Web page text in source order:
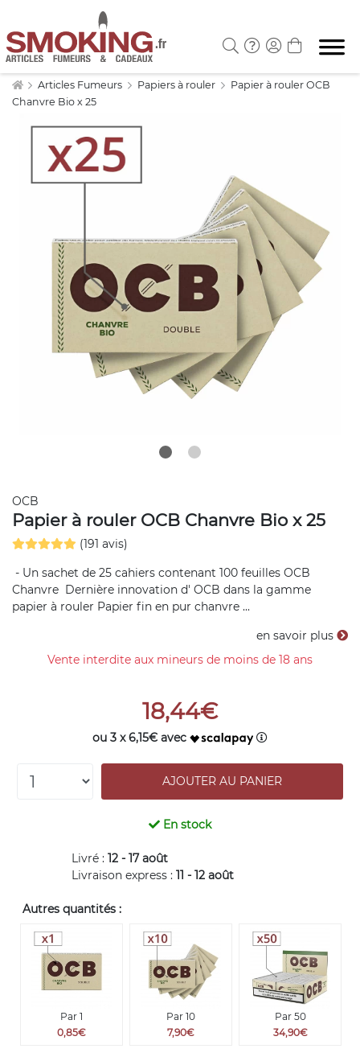
Articles Fumeurs Papiers à rouler
Papier à rouler OCB
Chanvre Bio x 25
OCB
Papier à rouler OCB Chanvre Bio x 25
(191 avis)
- Un sachet de 25 cahiers contenant 100 feuilles OCB
Chanvre Dernière innovation d' OCB dans la gamme
papier à rouler Papier fin en pur chanvre ...
en savoir plus
Vente interdite aux mineurs de moins de 18 ans
18,44€
ou 3 x 6,15€ avec
En stock
Livré : 12 - 17 août
Livraison express : 11 - 12 août
Autres quantités :
Par 1
0,85€
Par 10
7,90€
Par 50
34,90€